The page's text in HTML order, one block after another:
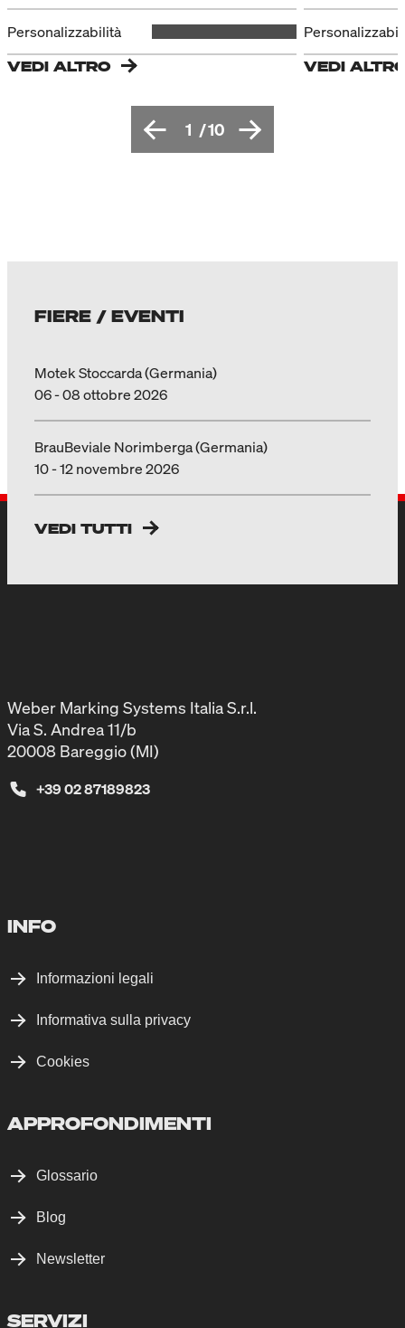
Personalizzabilità
VEDI ALTRO
VEDI
1 /10
FIERE / EVENTI
Motek Stoccarda (Germania)
06 - 08 ottobre 2026
BrauBeviale Norimberga (Germania)
10 - 12 novembre 2026
VEDI TUTTI
Weber Marking Systems Italia S.r.l.
Via S. Andrea 11/b
20008 Bareggio (MI)
+39 02 87189823
INFO
Informazioni legali
Informativa sulla privacy
Cookies
APPROFONDIMENTI
Glossario
Blog
Newsletter
SERVIZI